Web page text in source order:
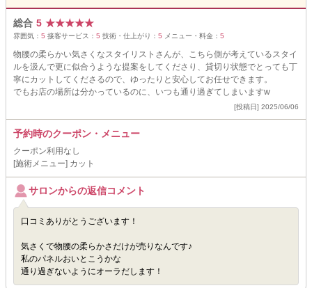
総合 5 ★★★★★
雰囲気： 5 接客サービス： 5 技術・仕上がり： 5 メニュー・料金： 5
物腰の柔らかい気さくなスタイリストさんが、こちら側が考えているスタイ
ルを汲んで更に似合うような提案をしてくださり、貸切り状態でとっても丁
寧にカットしてくださるので、ゆったりと安心してお任せできます。
でもお店の場所は分かっているのに、いつも通り過ぎてしまいますw
[投稿日] 2025/06/06
予約時のクーポン・メニュー
クーポン利用なし
[施術メニュー] カット
サロンからの返信コメント
口コミありがとうございます！
気さくで物腰の柔らかさだけが売りなんです♪
私のパネルおいとこうかな
通り過ぎないようにオーラだします！